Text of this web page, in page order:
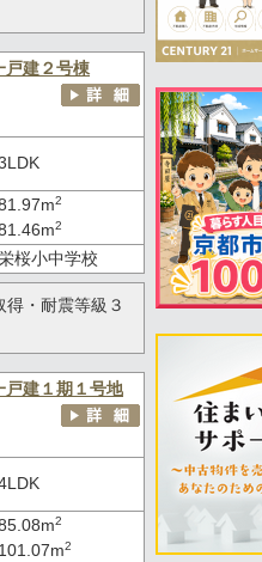
戸建２号棟
2
2
桜小中学校
・耐震等級３
戸建１期１号地
2
101.07m2